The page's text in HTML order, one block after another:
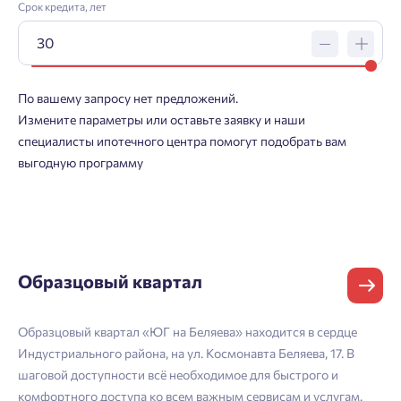
Срок кредита, лет
По вашему запросу нет предложений.
Измените параметры или оставьте заявку и наши
специалисты ипотечного центра помогут подобрать вам
выгодную программу
Проект
Фамилия
Отчество
Телефон
Образцовый квартал
Образцовый квартал «ЮГ на Беляева» находится в сердце
Индустриального района, на ул. Космонавта Беляева, 17. В
шаговой доступности всё необходимое для быстрого и
комфортного доступа ко всем важным сервисам и услугам.
Пожалуйста, оставьте ваши контакты и мы вам
перезвоним.
Имя
Согласен на обработку персональных данных
Согласен получать информационную рассылку
Добро пожаловать в личный
кабинет
Добавляйте планировки в избранное
Больше никаких паролей! Введите номер
телефона, кликнув на кнопку «Войти» ниже
подтверждения.
Выбор города
Ростов-на-Дону
Владивосток
Астрахань